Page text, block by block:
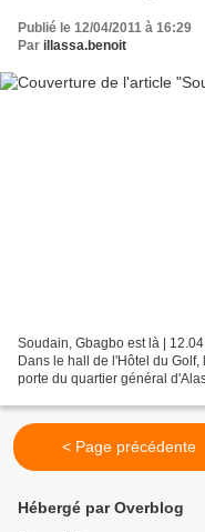
Publié le 12/04/2011 à 16:29
Par illassa.benoit
Soudain, Gbagbo est là |
Dans le hall de l'Hôtel du
porte du quartier général
< Page précédente
Hébergé par Overblog